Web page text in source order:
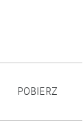
POBIERZ